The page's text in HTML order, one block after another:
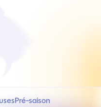
Pré-saison